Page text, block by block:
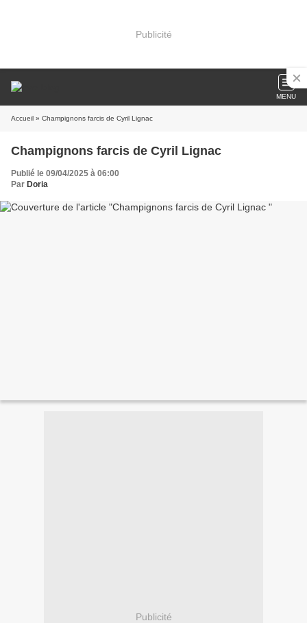
Publicité
MENU
Accueil » Champignons farcis de Cyril Lignac
Champignons farcis de Cyril Lignac
Publié le 09/04/2025 à 06:00
Par Doria
Publicité